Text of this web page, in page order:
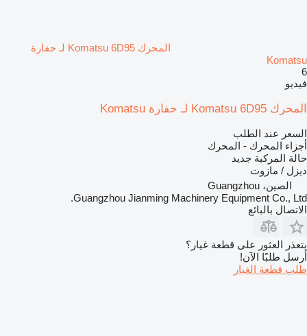
المحرك Komatsu 6D95 لـ حفارة
Komatsu
6
فيديو
المحرك Komatsu 6D95 لـ حفارة Komatsu
السعر عند الطلب
أجزاء المحرك - المحرك
حالة المركبة جديد
ديزل / مازوت
الصين، Guangzhou
Guangzhou Jianming Machinery Equipment Co., Ltd.
الاتصال بالبائع
يتعذر العثور على قطعة غيار؟
أرسل طلبًا الآن!
طلب قطعة الغيار